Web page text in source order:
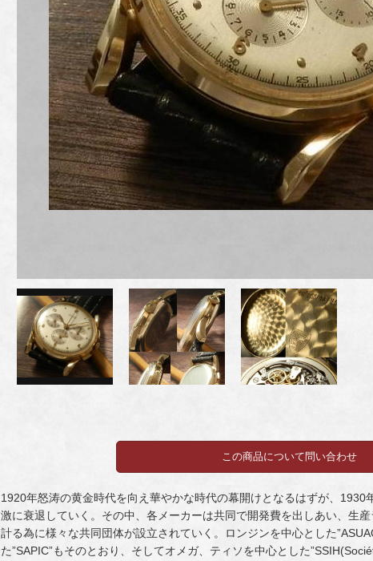
1920年怒涛の黄金時代を向え華やかな時代の幕開けとなるはずが、1930
激に衰退していく。その中、各メーカーは共同で開発費を出しあい、生
計る為に様々な共同団体が設立されていく。ロンジンを中心とした
た”SAPIC”もそのとおり、そしてオメガ、ティソを中心とした